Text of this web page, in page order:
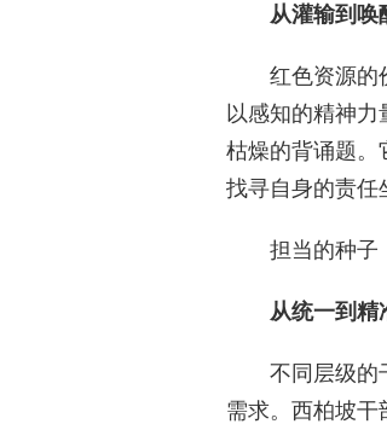
从灌输到唤
红色资源的
以感知的精神
枯燥的背诵题。
找寻自身的责任
担当的种子
从统一到精
不同层级的
需求。西柏坡干